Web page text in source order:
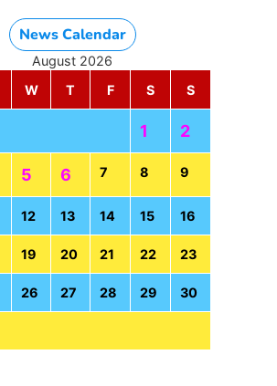
News Calendar
August 2026
W T F S S
1 2
5 6 7 8 9
12 13 14 15 16
19 20 21 22 23
26 27 28 29 30